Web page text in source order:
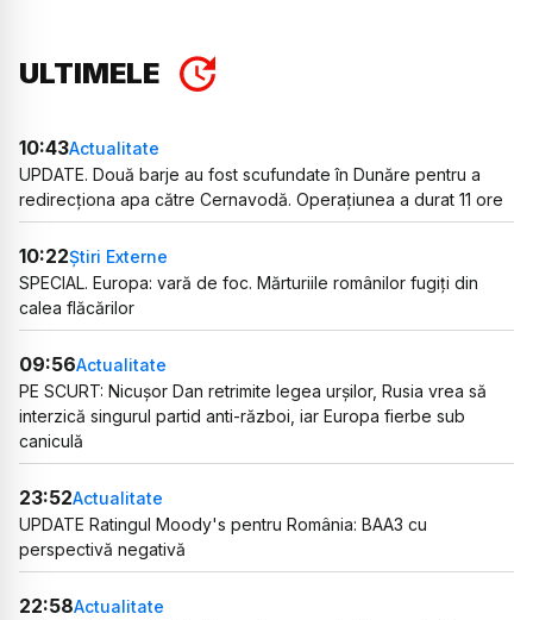
ULTIMELE
10:43Actualitate
UPDATE. Două barje au fost scufundate în Dunăre pentru a
redirecționa apa către Cernavodă. Operațiunea a durat 11 ore
10:22Știri Externe
SPECIAL. Europa: vară de foc. Mărturiile românilor fugiți din
calea flăcărilor
09:56Actualitate
PE SCURT: Nicușor Dan retrimite legea urșilor, Rusia vrea să
interzică singurul partid anti-război, iar Europa fierbe sub
caniculă
23:52Actualitate
UPDATE Ratingul Moody's pentru România: BAA3 cu
perspectivă negativă
22:58Actualitate